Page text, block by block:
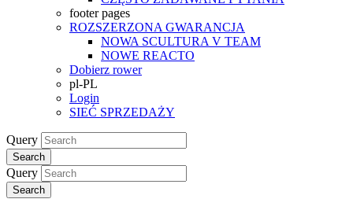
footer pages
ROZSZERZONA GWARANCJA
NOWA SCULTURA V TEAM
NOWE REACTO
Dobierz rower
pl-PL
Login
SIEĆ SPRZEDAŻY
Query
Search
Query
Search